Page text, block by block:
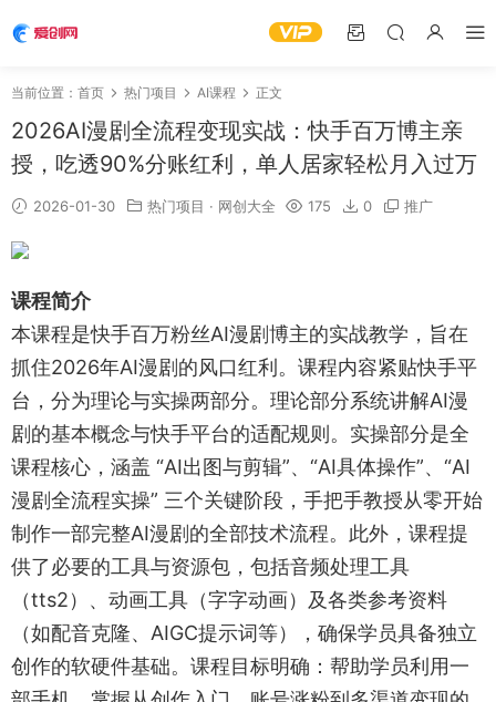
当前位置： 首页 热门项目 AI课程 正文
2026AI漫剧全流程变现实战：快手百万博主亲
授，吃透90%分账红利，单人居家轻松月入过万
2026-01-30 热门项目 · 网创大全 175 0 推广
课程简介
本课程是快手百万粉丝AI漫剧博主的实战教学，旨在
抓住2026年AI漫剧的风口红利。课程内容紧贴快手平
台，分为理论与实操两部分。理论部分系统讲解AI漫
剧的基本概念与快手平台的适配规则。实操部分是全
课程核心，涵盖 “AI出图与剪辑”、“AI具体操作”、“AI
漫剧全流程实操” 三个关键阶段，手把手教授从零开始
制作一部完整AI漫剧的全部技术流程。此外，课程提
供了必要的工具与资源包，包括音频处理工具
（tts2）、动画工具（字字动画）及各类参考资料
（如配音克隆、AIGC提示词等），确保学员具备独立
创作的软硬件基础。课程目标明确：帮助学员利用一